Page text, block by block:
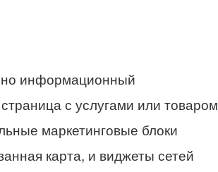
информационный
с услугами или товаром
маркетинговые блоки
карта, и виджеты сетей